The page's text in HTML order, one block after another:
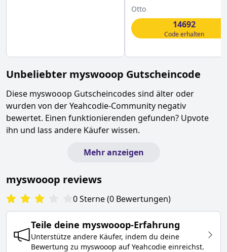
günstiger
Otto
14692
Code erhalten
Unbeliebter myswooop Gutscheincode
Diese myswooop Gutscheincodes sind älter oder
wurden von der Yeahcodie-Community negativ
bewertet. Einen funktionierenden gefunden? Upvote
ihn und lass andere Käufer wissen.
Mehr anzeigen
myswooop reviews
0Sterne(0 Bewertungen)
Teile deine myswooop-Erfahrung
Unterstütze andere Käufer, indem du deine
Bewertung zu myswooop auf Yeahcodie einreichst.